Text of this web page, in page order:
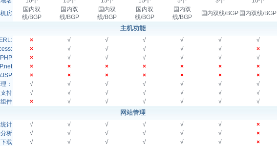
房
国内双
线/BGP
国内双
线/BGP
国内双
线/BGP
国内双
线/BGP
国内双
线/BGP
国内双线/BGP 国内双线/BGP
主机功能
× √ √ √ √ √ √
× √ √ √ √ √ ×
PHP
× √ √ √ √ √ √
× × × × × × ×
JSP
× × × × × × ×
：
√ √ √ √ √ √ √
持
√ √ √ √ √ √ √
件
× √ √ √ √ √ √
网站管理
计 √ √ √ √ √ √ ×
析
√ √ √ √ √ √ ×
载
√ √ √ √ √ √ ×